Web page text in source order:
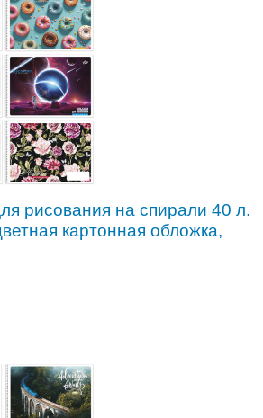
рисования на спирали 40 л.
картонная обложка,